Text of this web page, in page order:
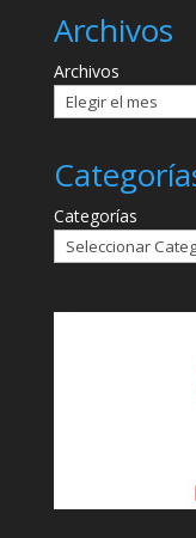
Archivos
Archivos
Categorías